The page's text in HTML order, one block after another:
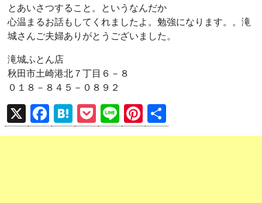
とあいさつすること。というなんだか
心温まるお話もしてくれましたよ。勉強になります。。滝
城さんご夫婦ありがとうございました。
滝城ふとん店
秋田市土崎港北７丁目６－８
０１８－８４５－０８９２
X
F
a
H
at
P
o
Li
n
Pi
nt 有